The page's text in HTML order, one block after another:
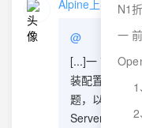
一
@
[...]一 前言之
装配置、采用
题，以及如何
Serverstat,以